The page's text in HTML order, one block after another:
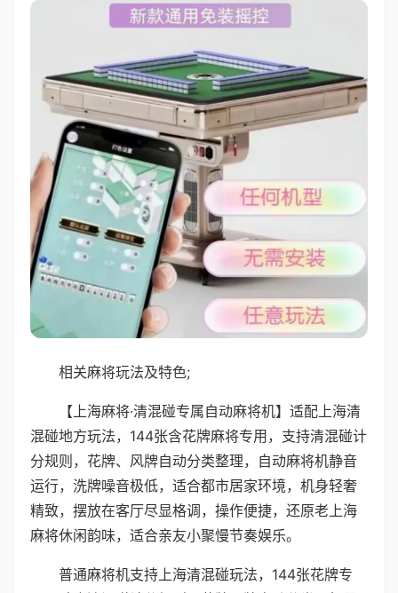
相关麻将玩法及特色;
【上海麻将·清混碰专属自动麻将机】适配上海清
混碰地方玩法，144张含花牌麻将专用，支持清混碰计
分规则，花牌、风牌自动分类整理，自动麻将机静音
运行，洗牌噪音极低，适合都市居家环境，机身轻奢
精致，摆放在客厅尽显格调，操作便捷，还原老上海
麻将休闲韵味，适合亲友小聚慢节奏娱乐。
普通麻将机支持上海清混碰玩法，144张花牌专